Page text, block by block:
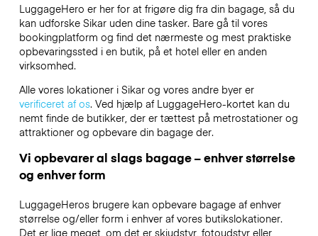
LuggageHero er her for at frigøre dig fra din bagage, så du
kan udforske Sikar uden dine tasker. Bare gå til vores
bookingplatform og find det nærmeste og mest praktiske
opbevaringssted i en butik, på et hotel eller en anden
virksomhed.
Alle vores lokationer i Sikar og vores andre byer er
verificeret af os. Ved hjælp af LuggageHero-kortet kan du
nemt finde de butikker, der er tættest på metrostationer og
attraktioner og opbevare din bagage der.
Vi opbevarer al slags bagage – enhver størrelse
og enhver form
LuggageHeros brugere kan opbevare bagage af enhver
størrelse og/eller form i enhver af vores butikslokationer.
Det er lige meget, om det er skiudstyr, fotoudstyr eller